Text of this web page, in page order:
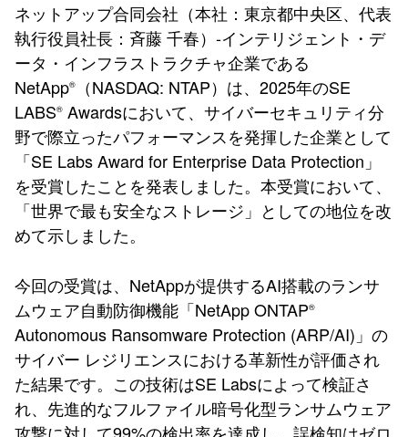
ネットアップ合同会社（本社：東京都中央区、代表
執行役員社長：斉藤 千春）-インテリジェント・デ
ータ・インフラストラクチャ企業である
NetApp®
（NASDAQ: NTAP）は、2025年のSE
LABS® Awardsにおいて、サイバーセキュリティ分
野で際立ったパフォーマンスを発揮した企業として
「SE Labs Award for Enterprise Data Protection」
を受賞したことを発表しました。本受賞において、
「世界で最も安全なストレージ」としての地位を改
めて示しました。
今回の受賞は、NetAppが提供するAI搭載のランサ
ムウェア自動防御機能「NetApp ONTAP®
Autonomous Ransomware Protection (ARP/AI)」の
サイバー レジリエンスにおける革新性が評価され
た結果です。この技術はSE Labsによって検証さ
れ、先進的なフルファイル暗号化型ランサムウェア